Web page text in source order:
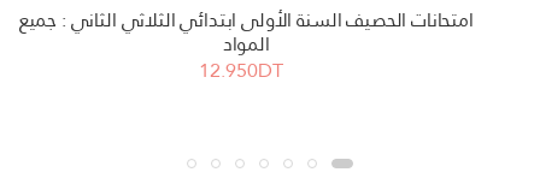
امتحانات الحصيف السنة الأولى ابتدائي الثلاثي الثاني : جميع
المواد
12.950DT